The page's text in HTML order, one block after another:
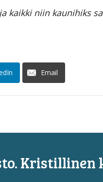
kaikki niin kaunihiks
Email
Kristillinen